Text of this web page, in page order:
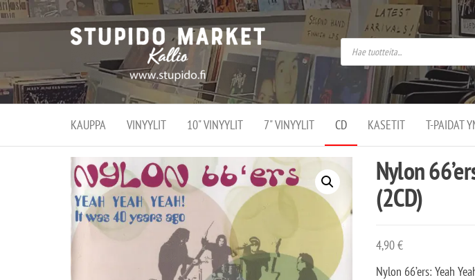
Stupido
Market –
verkossa
ja
kivijalassa
Stupido Market on
vaihtoehtomusaan
erikoistunut
verkko- sekä
kivijalkakauppa
Helsingissä
Kallion
KAUPPA VINYYLIT 10" VINYYLIT 7" VINYYLIT CD KASETIT T-PAIDAT
Nylon
(2CD)
4,90€
Nylon 66’ers: Yeah